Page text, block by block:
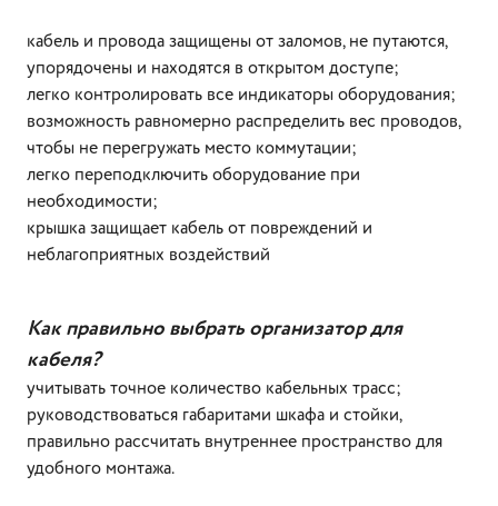
кабель и провода защищены от заломов, не путаются,
упорядочены и находятся в открытом доступе;
легко контролировать все индикаторы оборудования;
возможность равномерно распределить вес проводов,
чтобы не перегружать место коммутации;
легко переподключить оборудование при
необходимости;
крышка защищает кабель от повреждений и
неблагоприятных воздействий
Как правильно выбрать организатор для
кабеля?
учитывать точное количество кабельных трасс;
руководствоваться габаритами шкафа и стойки,
правильно рассчитать внутреннее пространство для
удобного монтажа.